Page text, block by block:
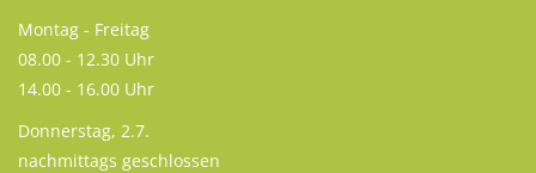
Montag - Freitag
08.00 - 12.30 Uhr
14.00 - 16.00 Uhr
Donnerstag, 2.7.
nachmittags geschlossen